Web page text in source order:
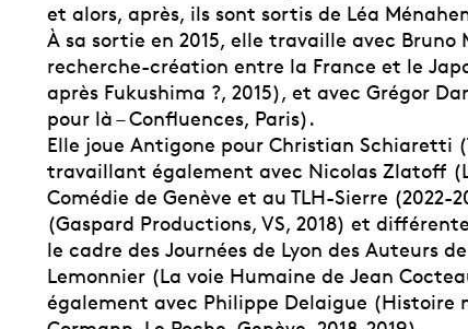
et alors, après, ils sont sortis de Léa
À sa sortie en 2015, elle travaille avec Bruno
recherche-création entre la France et le
après Fukushima ?, 2015), et avec Grégor
pour là – Confluences, Paris).
Elle joue Antigone pour Christian Schiaretti
travaillant également avec Nicolas Zlatoff
Comédie de Genève et au TLH-Sierre (2022-
(Gaspard Productions, VS, 2018) et
le cadre des Journées de Lyon des Auteurs
Lemonnier (La voie Humaine de Jean
également avec Philippe Delaigue (Histoire